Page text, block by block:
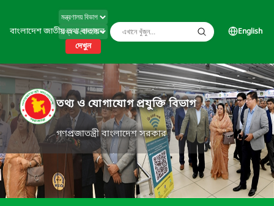
বাংলাদেশ জাতীয় তথ্য বাতায়ন
দেখুন
English
তথ্য ও যোগাযোগ প্রযুক্তি বিভাগ
গণপ্রজাতন্ত্রী বাংলাদেশ সরকার